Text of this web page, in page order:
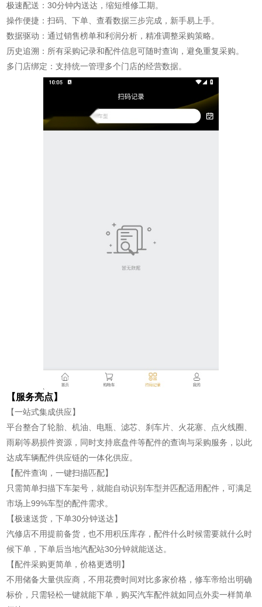
极速配送：30分钟内送达，缩短维修工期。
操作便捷：扫码、下单、查看数据三步完成，新手易上手。
数据驱动：通过销售榜单和利润分析，精准调整采购策略。
历史追溯：所有采购记录和配件信息可随时查询，避免重复采购。
多门店绑定：支持统一管理多个门店的经营数据。
【服务亮点】
【一站式集成供应】
平台整合了轮胎、机油、电瓶、滤芯、刹车片、火花塞、点火线圈、
雨刷等易损件资源，同时支持底盘件等配件的查询与采购服务，以此
达成车辆配件供应链的一体化供应。
【配件查询，一键扫描匹配】
只需简单扫描下车架号，就能自动识别车型并匹配适用配件，可满足
市场上99%车型的配件需求。
【极速送货，下单30分钟送达】
汽修店不用提前备货，也不用积压库存，配件什么时候需要就什么时
候下单，下单后当地汽配站30分钟就能送达。
【配件采购更简单，价格更透明】
不用储备大量供应商，不用花费时间对比多家价格，修车帝给出明确
标价，只需轻松一键就能下单，购买汽车配件就如同点外卖一样简单